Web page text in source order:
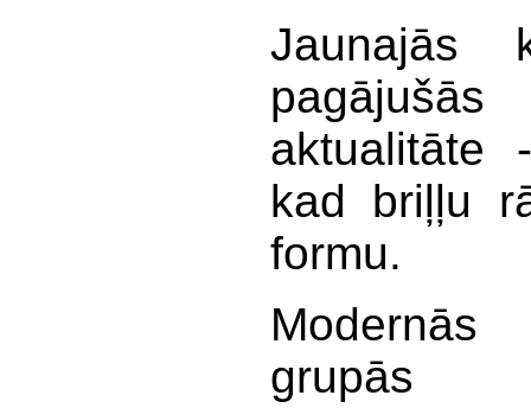
Jaunajās
aktualitāte
kad briļļu
formu.
Modernās
grupās